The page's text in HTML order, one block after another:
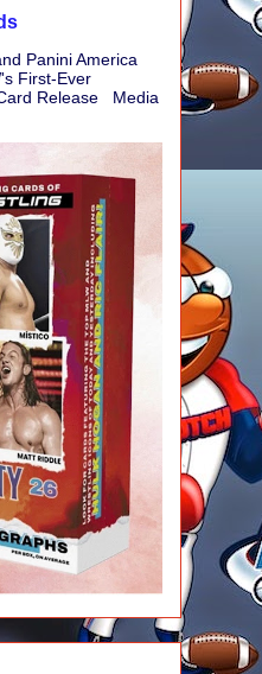
Panini America
First-Ever
Release Media